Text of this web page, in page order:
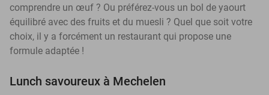
comprendre un œuf ? Ou préférez-vous un bol de yaourt
équilibré avec des fruits et du muesli ? Quel que soit votre
choix, il y a forcément un restaurant qui propose une
formule adaptée !
Lunch savoureux à Mechelen